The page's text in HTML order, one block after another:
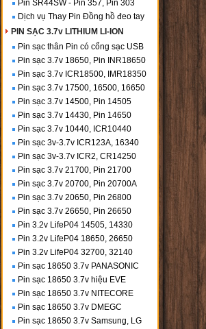
Pin SR44SW - Pin 357, Pin 303
Dịch vụ Thay Pin Đồng hồ đeo tay
PIN SẠC 3.7v LITHIUM LI-ION
Pin sạc thân Pin có cổng sạc USB
Pin sạc 3.7v 18650, Pin INR18650
Pin sạc 3.7v ICR18500, IMR18350
Pin sạc 3.7v 17500, 16500, 16650
Pin sạc 3.7v 14500, Pin 14505
Pin sạc 3.7v 14430, Pin 14650
Pin sạc 3.7v 10440, ICR10440
Pin sạc 3v-3.7v ICR123A, 16340
Pin sạc 3v-3.7v ICR2, CR14250
Pin sạc 3.7v 21700, Pin 21700
Pin sạc 3.7v 20700, Pin 20700A
Pin sạc 3.7v 20650, Pin 26800
Pin sạc 3.7v 26650, Pin 26650
Pin 3.2v LifeP04 14505, 14330
Pin 3.2v LifeP04 18650, 26650
Pin 3.2v LifeP04 32700, 32140
Pin sạc 18650 3.7v PANASONIC
Pin sạc 18650 3.7v hiệu EVE
Pin sạc 18650 3.7v NITECORE
Pin sạc 18650 3.7v DMEGC
Pin sạc 18650 3.7v Samsung, LG